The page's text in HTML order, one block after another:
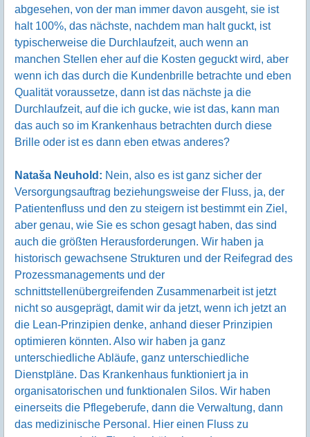
abgesehen, von der man immer davon ausgeht, sie ist
halt 100%, das nächste, nachdem man halt guckt, ist
typischerweise die Durchlaufzeit, auch wenn an
manchen Stellen eher auf die Kosten geguckt wird, aber
wenn ich das durch die Kundenbrille betrachte und eben
Qualität voraussetze, dann ist das nächste ja die
Durchlaufzeit, auf die ich gucke, wie ist das, kann man
das auch so im Krankenhaus betrachten durch diese
Brille oder ist es dann eben etwas anderes?
Nataša Neuhold: Nein, also es ist ganz sicher der
Versorgungsauftrag beziehungsweise der Fluss, ja, der
Patientenfluss und den zu steigern ist bestimmt ein Ziel,
aber genau, wie Sie es schon gesagt haben, das sind
auch die größten Herausforderungen. Wir haben ja
historisch gewachsene Strukturen und der Reifegrad des
Prozessmanagements und der
schnittstellenübergreifenden Zusammenarbeit ist jetzt
nicht so ausgeprägt, damit wir da jetzt, wenn ich jetzt an
die Lean-Prinzipien denke, anhand dieser Prinzipien
optimieren könnten. Also wir haben ja ganz
unterschiedliche Abläufe, ganz unterschiedliche
Dienstpläne. Das Krankenhaus funktioniert ja in
organisatorischen und funktionalen Silos. Wir haben
einerseits die Pflegeberufe, dann die Verwaltung, dann
das medizinische Personal. Hier einen Fluss zu